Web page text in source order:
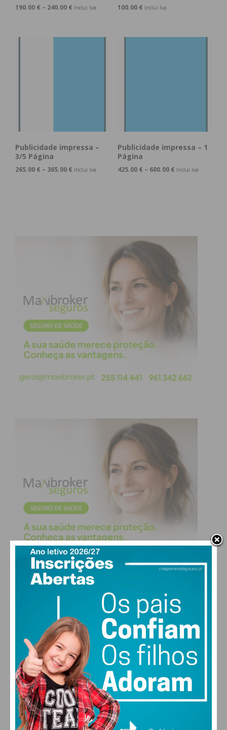
190.00 € – 240.00 € Inclui Iva 100.00 € Inclui Iva
Publicidade impressa –
3/5 Página
265.00 € – 365.00 € Inclui Iva
Publicidade impressa – 1
Página
425.00 € – 600.00 € Inclui Iva
PAÇOS DE FERREIRA
18°
clear sky
81% humidade
vento: 1m/s ESE
MAX 18 • MIN 18
29°
SEX
30°
SÁB
27°
DOM
29°